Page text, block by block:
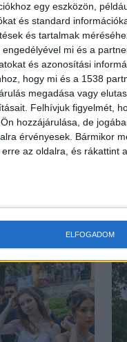
egy eszközön,
és standard
és tartalmak
engedélyével mi és a
és azonosítási
hogy mi és a 1538
megadása vagy
Felhívjuk figyelmét,
hozzájárulása, de
érvényesek. Bármikor
az oldalra, és rákattint
ELFOGADOM
tóba egy
turista,
helyen
Egy 41
meghalt,
éjszaka a
keresztül
módon...